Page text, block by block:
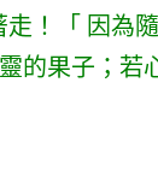
！
「 因為
的果子；若